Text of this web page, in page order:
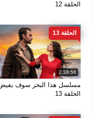
الحلقة 12
2:18:56
الحلقة 13
مسلسل هذا البحر سوف
الحلقة 13